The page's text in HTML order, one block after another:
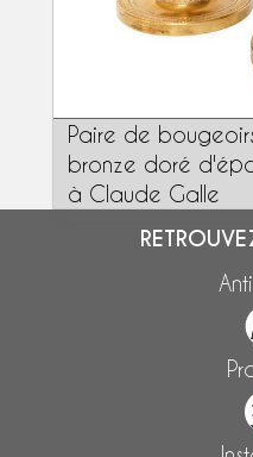
Paire de
bronze doré
à Claude Galle